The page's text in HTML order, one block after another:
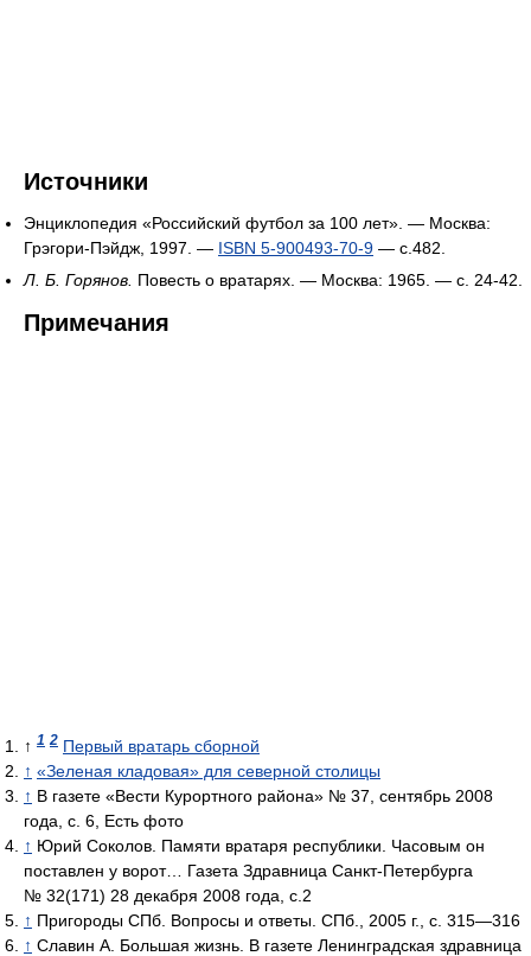
Источники
Энциклопедия «Российский футбол за 100 лет». — Москва:
Грэгори-Пэйдж, 1997. — ISBN 5-900493-70-9 — с.482.
Л. Б. Горянов. Повесть о вратарях. — Москва: 1965. — с. 24-42.
Примечания
↑ 1 2 Первый вратарь сборной
↑ «Зеленая кладовая» для северной столицы
↑ В газете «Вести Курортного района» № 37, сентябрь 2008
года, с. 6, Есть фото
↑ Юрий Соколов. Памяти вратаря республики. Часовым он
поставлен у ворот… Газета Здравница Санкт-Петербурга
№ 32(171) 28 декабря 2008 года, с.2
↑ Пригороды СПб. Вопросы и ответы. СПб., 2005 г., с. 315—316
↑ Славин А. Большая жизнь. В газете Ленинградская здравница